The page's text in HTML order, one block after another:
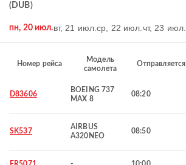
(DUB)
пн, 20 июл.вт, 21 июл.ср, 22 июл. чт, 23 июл.
Номер рейса
Модель
самолета
Отправляется
D83606
BOEING 737
MAX 8
08:20
SK537
AIRBUS
A320NEO
08:50